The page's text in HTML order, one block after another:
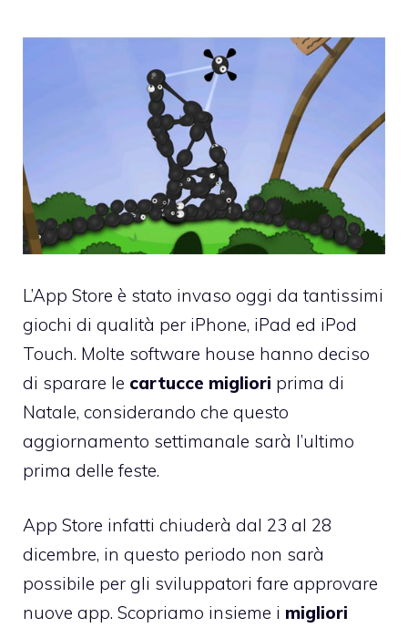
L’App Store è stato invaso oggi da tantissimi
giochi di qualità per iPhone, iPad ed iPod
Touch. Molte software house hanno deciso
di sparare le cartucce migliori prima di
Natale, considerando che questo
aggiornamento settimanale sarà l’ultimo
prima delle feste.
App Store infatti chiuderà dal 23 al 28
dicembre, in questo periodo non sarà
possibile per gli sviluppatori fare approvare
nuove app. Scopriamo insieme i migliori